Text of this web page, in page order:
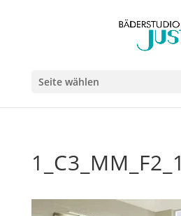
Seite wählen
1_C3_MM_F2_1